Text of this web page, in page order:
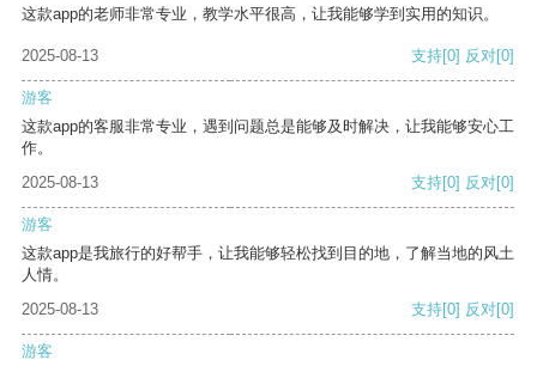
这款app的老师非常专业，教学水平很高，让我能够学到实用的知识。
2025-08-13 支持[0] 反对[0]
游客
这款app的客服非常专业，遇到问题总是能够及时解决，让我能够安心工
作。
2025-08-13
支持[0] 反对[0]
游客
这款app是我旅行的好帮手，让我能够轻松找到目的地，了解当地的风土
人情。
2025-08-13
支持[0] 反对[0]
游客